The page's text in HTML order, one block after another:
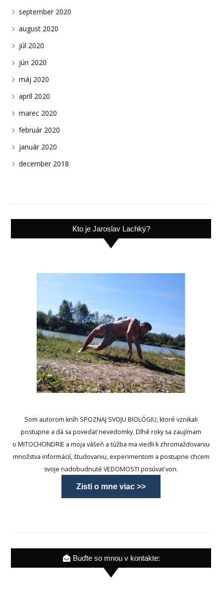
september 2020
august 2020
júl 2020
jún 2020
máj 2020
apríl 2020
marec 2020
február 2020
január 2020
december 2018
Kto je Jaroslav Lachký?
Som autorom kníh SPOZNAJ SVOJU BIOLÓGIU, ktoré vznikali
postupne a dá sa povedať nevedomky. Dlhé roky sa zaujímam
o MITOCHONDRIE a moja vášeň a túžba ma viedli k zhromažďovaniu
množstva informácií, študovaniu, experimentom a postupne chcem
svoje nadobudnuté VEDOMOSTI posúvať von.
Zisti o mne viac >>
Buďte so mnou v kontakte: